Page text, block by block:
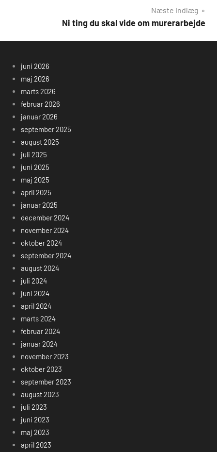
Næste indlæg
Ni ting du skal vide om murerarbejde
juni 2026
maj 2026
marts 2026
februar 2026
januar 2026
september 2025
august 2025
juli 2025
juni 2025
maj 2025
april 2025
januar 2025
december 2024
november 2024
oktober 2024
september 2024
august 2024
juli 2024
juni 2024
april 2024
marts 2024
februar 2024
januar 2024
november 2023
oktober 2023
september 2023
august 2023
juli 2023
juni 2023
maj 2023
april 2023